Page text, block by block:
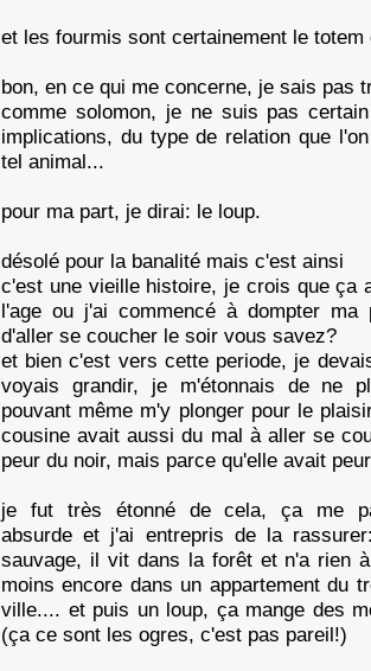
et les fourmis sont certainement le
bon, en ce qui me concerne, je sais pas
comme solomon, je ne suis pas
implications, du type de relation que
tel animal...
pour ma part, je dirai: le loup.
désolé pour la banalité mais c'est ainsi
c'est une vieille histoire, je crois que ça
l'age ou j'ai commencé à dompter ma
d'aller se coucher le soir vous savez?
et bien c'est vers cette periode, je
voyais grandir, je m'étonnais de ne
pouvant même m'y plonger pour le
cousine avait aussi du mal à aller se
peur du noir, mais parce qu'elle avait
je fut très étonné de cela, ça me
absurde et j'ai entrepris de la
sauvage, il vit dans la forêt et n'a rien
moins encore dans un appartement du
ville.... et puis un loup, ça mange des
(ça ce sont les ogres, c'est pas pareil!)